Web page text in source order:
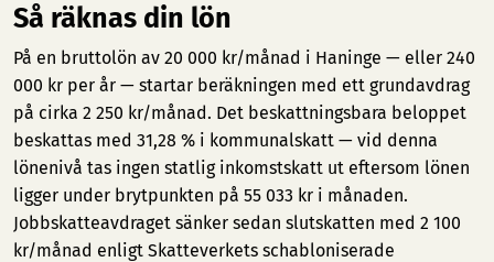
Så räknas din lön
På en bruttolön av 20 000 kr/månad i Haninge — eller 240
000 kr per år — startar beräkningen med ett grundavdrag
på cirka 2 250 kr/månad. Det beskattningsbara beloppet
beskattas med 31,28 % i kommunalskatt — vid denna
lönenivå tas ingen statlig inkomstskatt ut eftersom lönen
ligger under brytpunkten på 55 033 kr i månaden.
Jobbskatteavdraget sänker sedan slutskatten med 2 100
kr/månad enligt Skatteverkets schabloniserade